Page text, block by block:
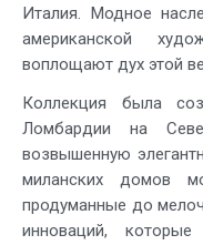
Италия. Модное
американской
воплощают дух этой
Коллекция была
Ломбардии на
возвышенную
миланских домов
продуманные до
инноваций,